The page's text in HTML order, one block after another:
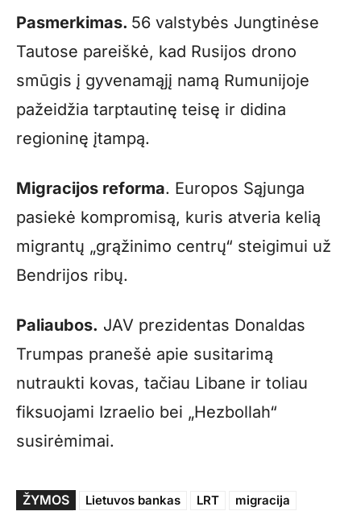
Pasmerkimas. 56 valstybės Jungtinėse
Tautose pareiškė, kad Rusijos drono
smūgis į gyvenamąjį namą Rumunijoje
pažeidžia tarptautinę teisę ir didina
regioninę įtampą.
Migracijos reforma. Europos Sąjunga
pasiekė kompromisą, kuris atveria kelią
migrantų „grąžinimo centrų“ steigimui už
Bendrijos ribų.
Paliaubos. JAV prezidentas Donaldas
Trumpas pranešė apie susitarimą
nutraukti kovas, tačiau Libane ir toliau
fiksuojami Izraelio bei „Hezbollah“
susirėmimai.
ŽYMOS Lietuvos bankas LRT
migracija